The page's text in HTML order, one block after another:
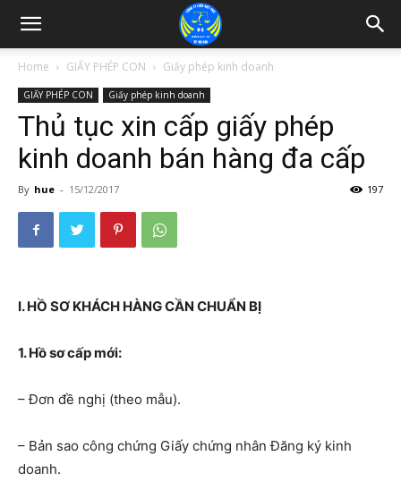
Home GIẤY PHÉP CON Giấy phép kinh doanh
GIẤY PHÉP CON Giấy phép kinh doanh
Thủ tục xin cấp giấy phép
kinh doanh bán hàng đa cấp
By hue - 15/12/2017 197
I. HỒ SƠ KHÁCH HÀNG CẦN CHUẨN BỊ
1. Hồ sơ cấp mới:
– Đơn đề nghị (theo mẫu).
– Bản sao công chứng Giấy chứng nhân Đăng ký kinh
doanh.